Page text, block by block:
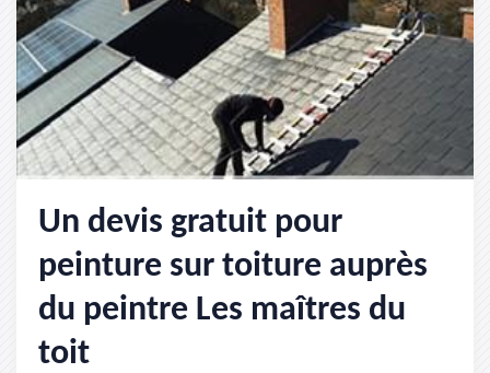
Un devis gratuit pour
peinture sur toiture auprès
du peintre Les maîtres du
toit